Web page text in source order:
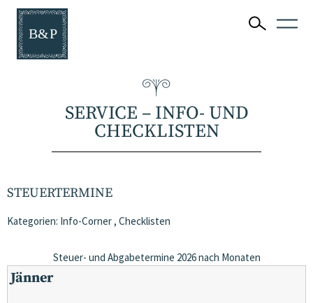
SERVICE – INFO- UND
CHECKLISTEN
STEUERTERMINE
Kategorien: Info-Corner, Checklisten
Steuer- und Abgabetermine 2026 nach Monaten
Jänner